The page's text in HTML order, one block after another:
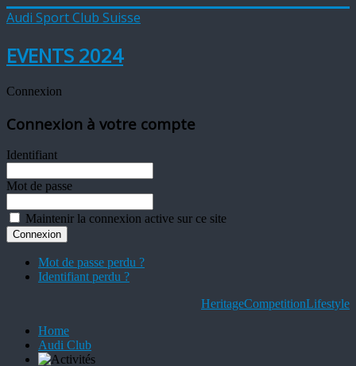
Audi Sport Club Suisse
EVENTS 2024
Connexion
Connexion à votre compte
Identifiant
Mot de passe
Maintenir la connexion active sur ce site
Mot de passe perdu ?
Identifiant perdu ?
HeritageCompetitionLifestyle
Home
Audi Club